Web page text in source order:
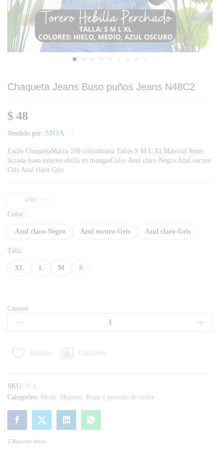
Chaqueta Jeans Buso puños Jeans N48C2
$ 48
Vendido por: MOA
Estilo ChaquetaMarca 100 colombiana Tallas S M L XLMaterial Jeans
licrada buso interno ebilla en mangasColor Azul claro Negro Azul oscuro
Gris Azul claro Gris
USD
Color:
Azul claro-Negro Azul oscuro-Gris Azul claro-Gris
Talla:
XL L M S
Cantidad:
Wishlist Comparar
SKU: N/A
Categories: Moda, Mujeres, Ropa y prendas de vestir
Reportar abuso